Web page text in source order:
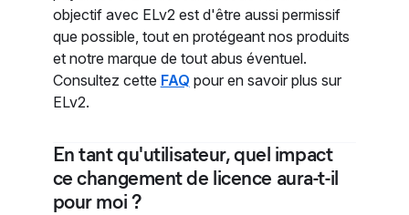
objectif avec ELv2 est d'être aussi permissif
que possible, tout en protégeant nos produits
et notre marque de tout abus éventuel.
Consultez cette FAQ pour en savoir plus sur
ELv2.
En tant qu'utilisateur, quel impact
ce changement de licence aura-t-il
pour moi ?